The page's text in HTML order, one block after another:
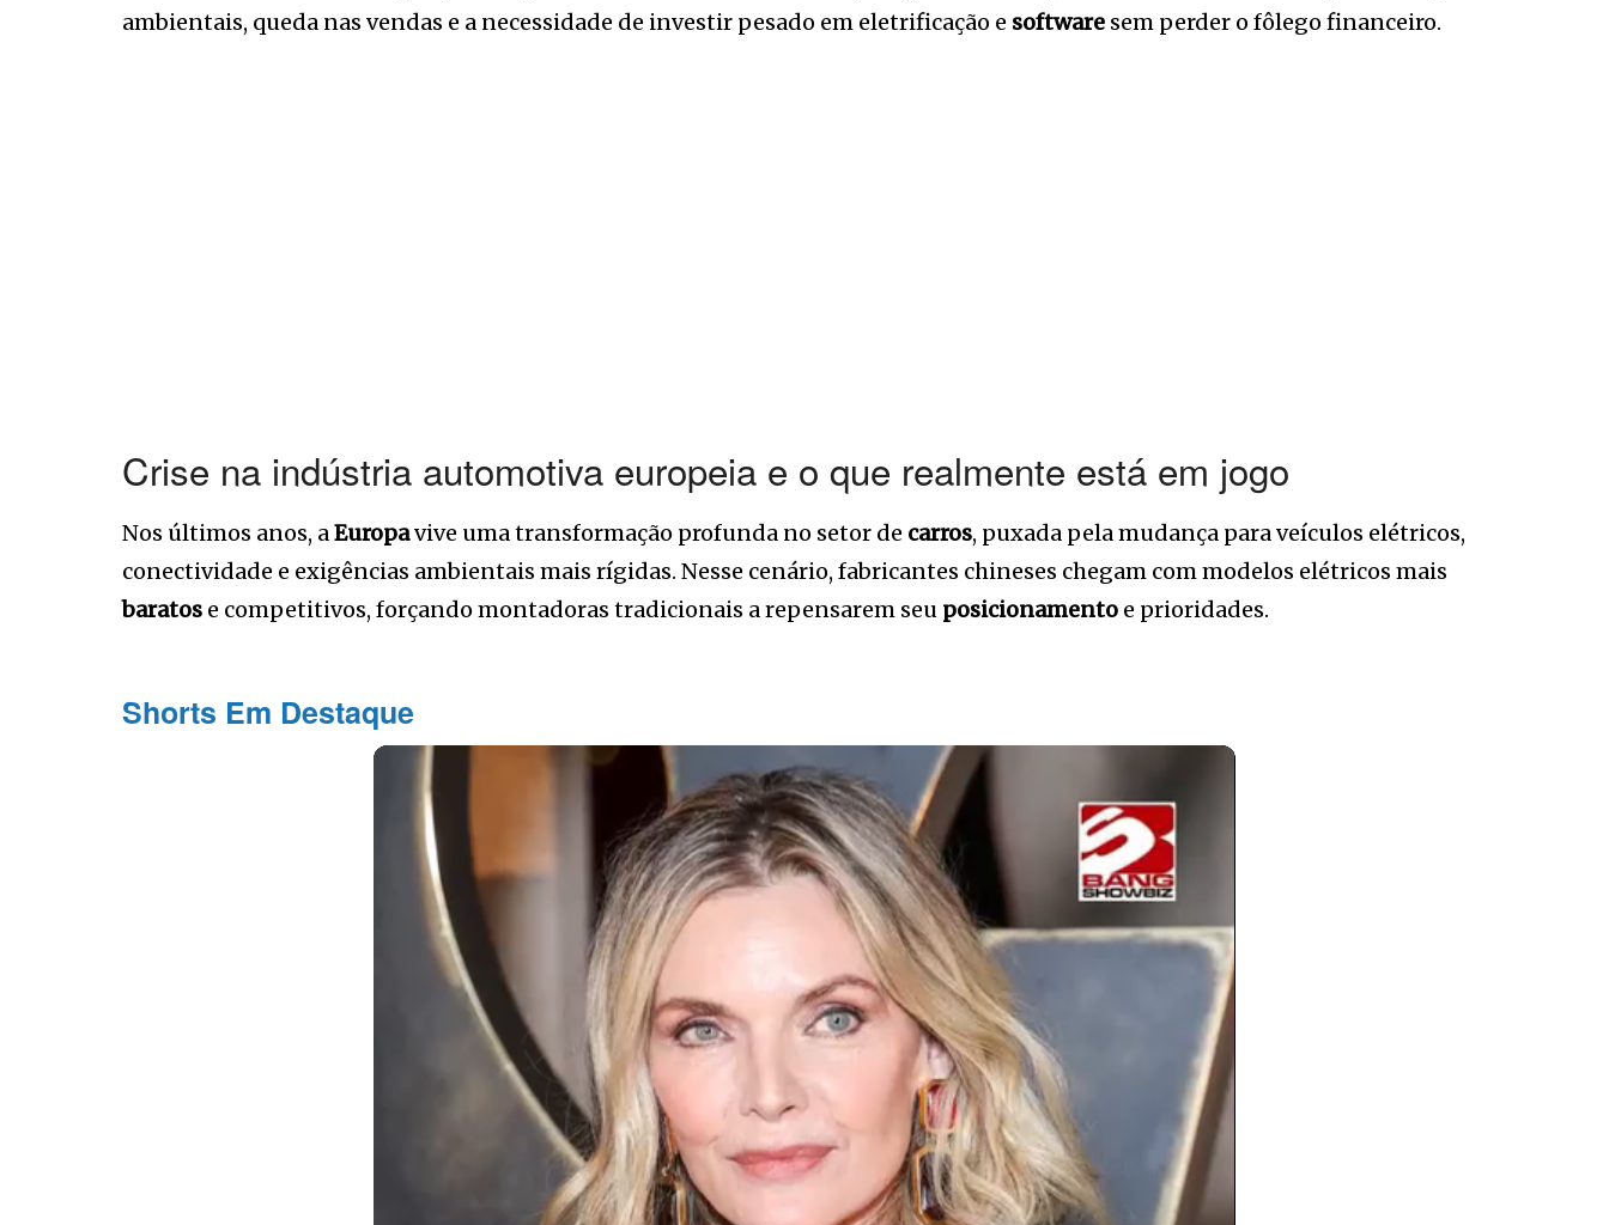
ambientais, queda nas vendas e a necessidade de investir pesado em eletrificação e software sem perder o fôlego financeiro.
Crise na indústria automotiva europeia e o que realmente está em jogo
Nos últimos anos, aEuropavive uma transformação profunda no setor de carros, puxada pela mudança para veículos elétricos,
conectividade e exigências ambientais mais rígidas. Nesse cenário, fabricantes chineses chegam com modelos elétricos mais
baratos e competitivos, forçando montadoras tradicionais a repensarem seu posicionamento e prioridades.
Shorts Em Destaque